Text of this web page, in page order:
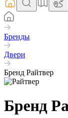
Бренды
Двери
Бренд Райтвер
Бренд